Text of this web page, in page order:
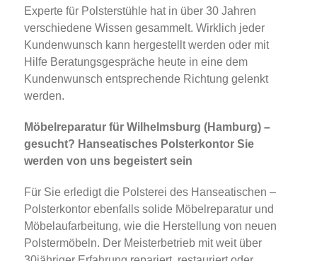
Experte für Polsterstühle hat in über 30 Jahren
verschiedene Wissen gesammelt. Wirklich jeder
Kundenwunsch kann hergestellt werden oder mit
Hilfe Beratungsgespräche heute in eine dem
Kundenwunsch entsprechende Richtung gelenkt
werden.
Möbelreparatur für Wilhelmsburg (Hamburg) –
gesucht? Hanseatisches Polsterkontor Sie
werden von uns begeistert sein
Für Sie erledigt die Polsterei des Hanseatischen –
Polsterkontor ebenfalls solide Möbelreparatur und
Möbelaufarbeitung, wie die Herstellung von neuen
Polstermöbeln. Der Meisterbetrieb mit weit über